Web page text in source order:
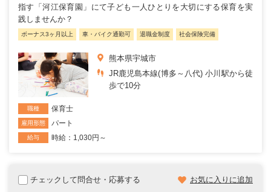
指す「河江保育園」にて子ども一人ひとりを大切にする保育を実
践しませんか？
ボーナス3ヶ月以上 車・バイク通勤可 退職金制度 社会保険完備
熊本県宇城市
JR鹿児島本線(博多～八代) 小川駅から徒
歩で10分
職種 保育士
雇用形態 パート
給与 時給：1,030円～
チェックして問合せ・応募する お気に入りに追加